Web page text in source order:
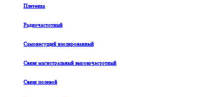
Плетенка
Радиочастотный
Самонесущий изолированный
Связи магистральный высокочастотный
Связи полевой